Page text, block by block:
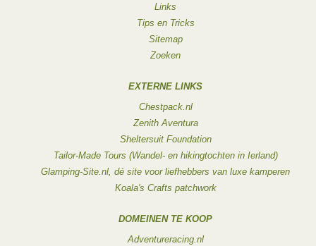
Links
Tips en Tricks
Sitemap
Zoeken
EXTERNE LINKS
Chestpack.nl
Zenith Aventura
Sheltersuit Foundation
Tailor-Made Tours (Wandel- en hikingtochten in Ierland)
Glamping-Site.nl, dé site voor liefhebbers van luxe kamperen
Koala's Crafts patchwork
DOMEINEN TE KOOP
Adventureracing.nl